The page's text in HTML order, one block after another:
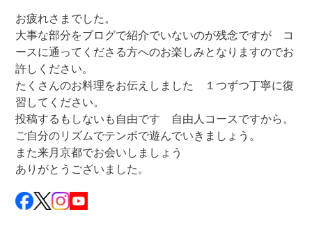
お疲れさまでした。
大事な部分をブログで紹介でいないのが残念ですが コ
ースに通ってくださる方へのお楽しみとなりますのでお
許しください。
たくさんのお料理をお伝えしました １つずつ丁寧に復
習してください。
投稿するもしないも自由です 自由人コースですから。
ご自分のリズムでテンポで遊んでいきましょう。
また来月京都でお会いしましょう
ありがとうございました。